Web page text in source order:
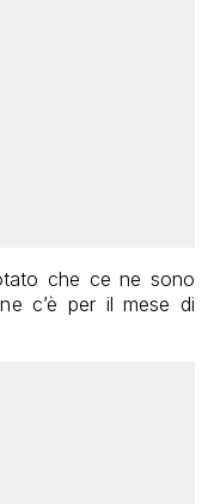
che ce ne sono
c’è per il mese di